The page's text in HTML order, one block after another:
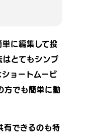
単に編集して投
はとてもシンプ
ョートムービ
方でも簡単に動
有できるのも特